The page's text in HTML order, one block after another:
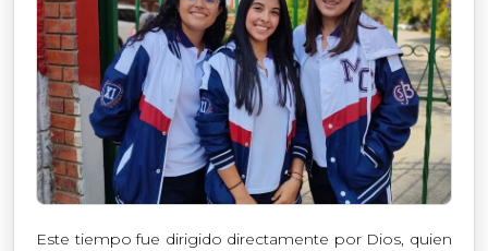
Este tiempo fue dirigido directamente por Dios, quien